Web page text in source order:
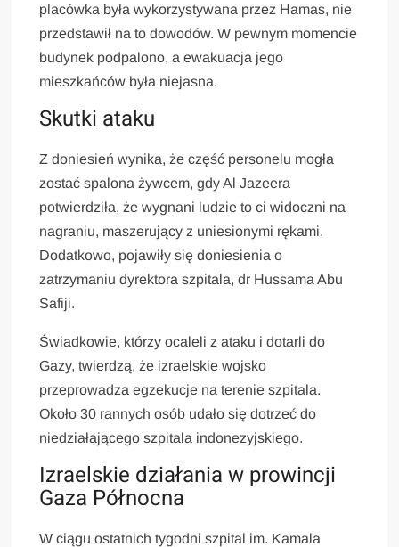
placówka była wykorzystywana przez Hamas, nie
przedstawił na to dowodów. W pewnym momencie
budynek podpalono, a ewakuacja jego
mieszkańców była niejasna.
Skutki ataku
Z doniesień wynika, że część personelu mogła
zostać spalona żywcem, gdy Al Jazeera
potwierdziła, że wygnani ludzie to ci widoczni na
nagraniu, maszerujący z uniesionymi rękami.
Dodatkowo, pojawiły się doniesienia o
zatrzymaniu dyrektora szpitala, dr Hussama Abu
Safiji.
Świadkowie, którzy ocaleli z ataku i dotarli do
Gazy, twierdzą, że izraelskie wojsko
przeprowadza egzekucje na terenie szpitala.
Około 30 rannych osób udało się dotrzeć do
niedziałającego szpitala indonezyjskiego.
Izraelskie działania w prowincji
Gaza Północna
W ciągu ostatnich tygodni szpital im. Kamala